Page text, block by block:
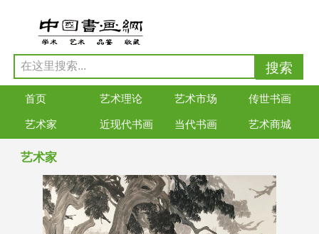
首页 艺术理论 艺术市场 传世书画
艺术家 近现代书画 当代书画 艺术商城
艺术家